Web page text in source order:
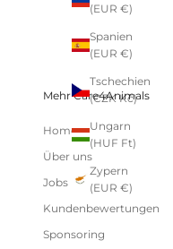
(EUR €)
Spanien
(EUR €)
Tschechien
(CZK Kč)
Ungarn
(HUF Ft)
Zypern
(EUR €)
Mehr Care4Animals
Home
Über uns
Jobs
Kundenbewertungen
Sponsoring